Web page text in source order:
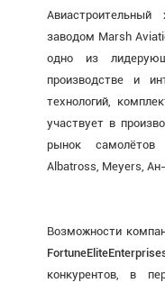
Авиастроительный
заводом Marsh
одно из
производстве и
технологий,
участвует в
рынок самолётов
Albatross, Meyers,
Возможности
конкурентов, в